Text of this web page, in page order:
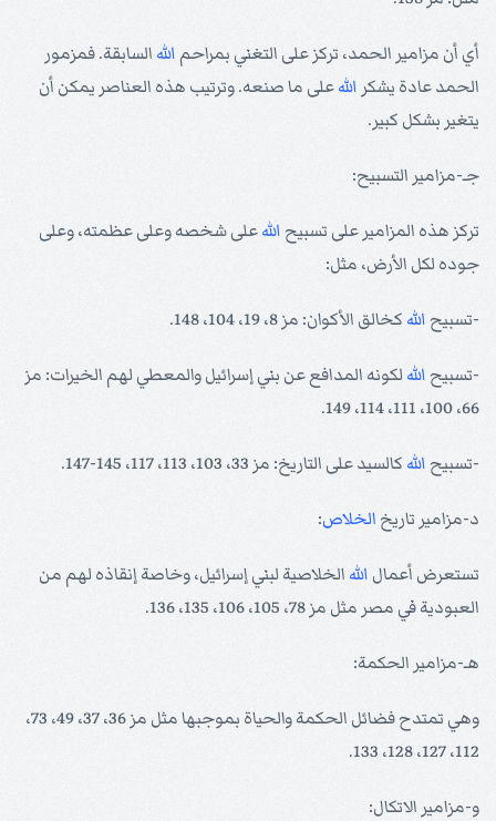
أي أن مزامير الحمد، تركز على التغني بمراحم الله السابقة. فمزمور
الحمد عادة يشكر اللهعلى ما صنعه. وترتيب هذه العناصر يمكن أن
يتغير بشكل كبير.
جـ-مزامير التسبيح:
تركز هذه المزامير على تسبيح اللهعلى شخصه وعلى عظمته، وعلى
جوده لكل الأرض، مثل:
-تسبيح الله كخالق الأكوان: مز 8، 19، 104، 148.
-تسبيح الله لكونه المدافع عن بني إسرائيل والمعطي لهم الخيرات: مز
66، 100، 111، 114، 149.
-تسبيح الله كالسيد على التاريخ: مز 33، 103، 113، 117، 145-147.
د-مزامير تاريخ الخلاص:
تستعرض أعمال الله الخلاصية لبني إسرائيل، وخاصة إنقاذه لهم من
العبودية في مصر مثل مز 78، 105، 106، 135، 136.
هـ-مزامير الحكمة:
وهي تمتدح فضائل الحكمة والحياة بموجبها مثل مز 36، 37، 49، 73،
112، 127، 128، 133.
و-مزامير الاتكال: